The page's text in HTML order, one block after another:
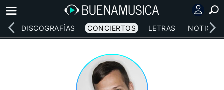
DISCOGRAFÍAS CONCIERTOS LETRAS NOTICIAS